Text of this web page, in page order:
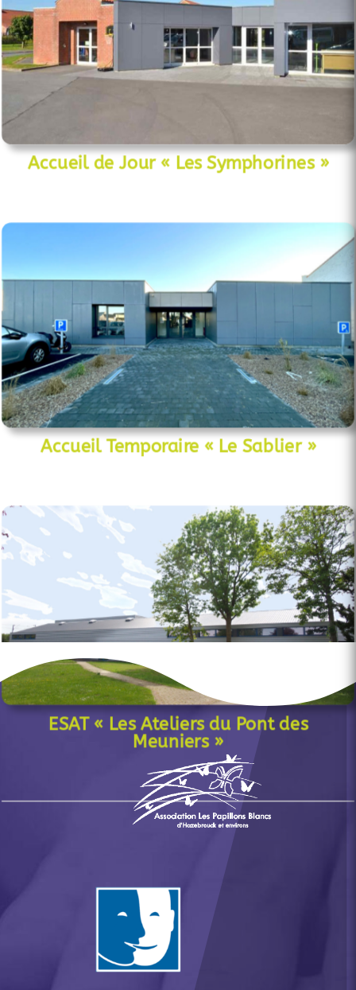
Accueil de Jour « Les Symphorines »
Accueil Temporaire « Le Sablier »
ESAT « Les Ateliers du Pont des
Meuniers »